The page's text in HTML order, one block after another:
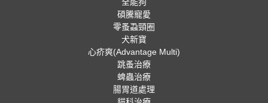
碩騰寵愛
零蚤蝨頸圈
犬新寶
心疥爽(Advantage Multi)
跳蚤治療
蜱蟲治療
腸胃道處理